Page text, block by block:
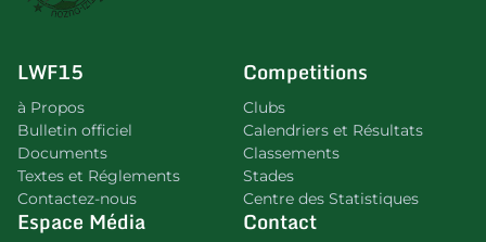
LWF15
à Propos
Bulletin officiel
Documents
Textes et Réglements
Contactez-nous
Competitions
Clubs
Calendriers et Résultats
Classements
Stades
Centre des Statistiques
Espace Média Contact